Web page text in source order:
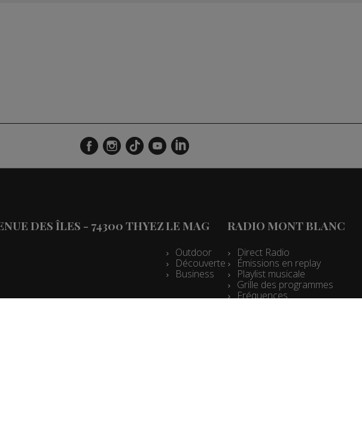
DES ÎLES - 74300 THYEZLE MAG
Outdoor
Découverte
Business
RADIO MONT BLANC
Direct Radio
Émissions en replay
Playlist musicale
Grille des programmes
Fréquences